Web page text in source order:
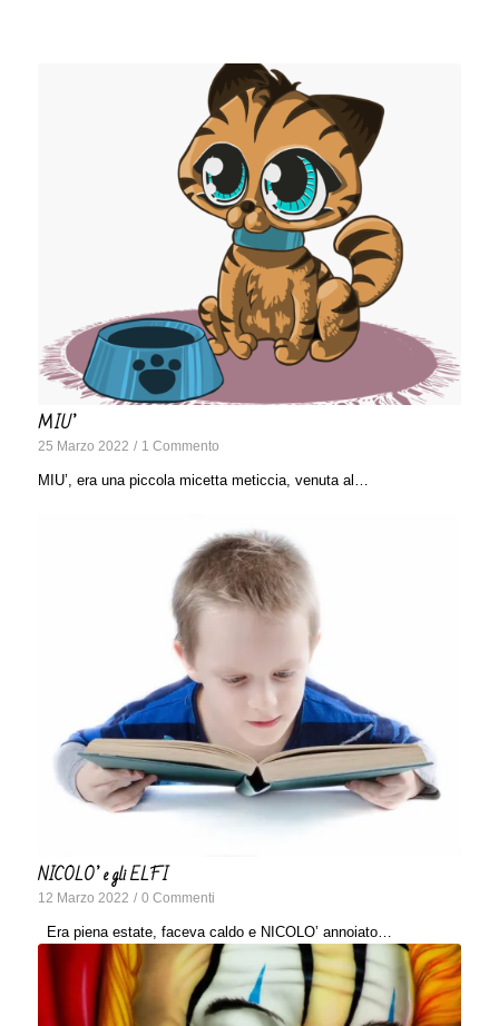
MIU’
25 Marzo 2022 / 1 Commento
MIU’, era una piccola micetta meticcia, venuta al…
NICOLO’ e gli ELFI
12 Marzo 2022 / 0 Commenti
Era piena estate, faceva caldo e NICOLO’ annoiato…